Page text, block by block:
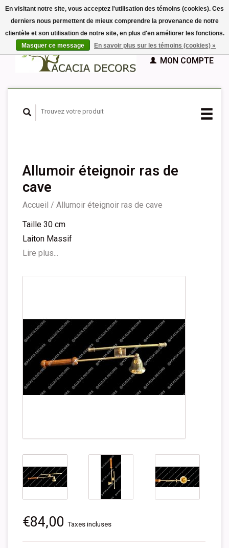
EUR
GBPFrançais
Nederlands
Español
PANIER (€0,00)
MON COMPTE
Allumoir éteignoir ras de
cave
Accueil / Allumoir éteignoir ras de cave
Taille 30 cm
Laiton Massif
Lire plus...
€84,00 Taxes incluses
En visitant notre site, vous acceptez l'utilisation des témoins (cookies). Ces
derniers nous permettent de mieux comprendre la provenance de notre
clientèle et son utilisation de notre site, en plus d'en améliorer les fonctions.
Masquer ce message
En savoir plus sur les témoins (cookies) »